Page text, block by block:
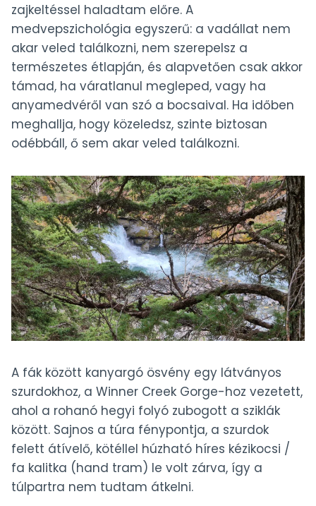
zajkeltéssel haladtam előre. A
medvepszichológia egyszerű: a vadállat nem
akar veled találkozni, nem szerepelsz a
természetes étlapján, és alapvetően csak akkor
támad, ha váratlanul megleped, vagy ha
anyamedvéről van szó a bocsaival. Ha időben
meghallja, hogy közeledsz, szinte biztosan
odébbáll, ő sem akar veled találkozni.
A fák között kanyargó ösvény egy látványos
szurdokhoz, a Winner Creek Gorge-hoz vezetett,
ahol a rohanó hegyi folyó zubogott a sziklák
között. Sajnos a túra fénypontja, a szurdok
felett átívelő, kötéllel húzható híres kézikocsi /
fa kalitka (hand tram) le volt zárva, így a
túlpartra nem tudtam átkelni.